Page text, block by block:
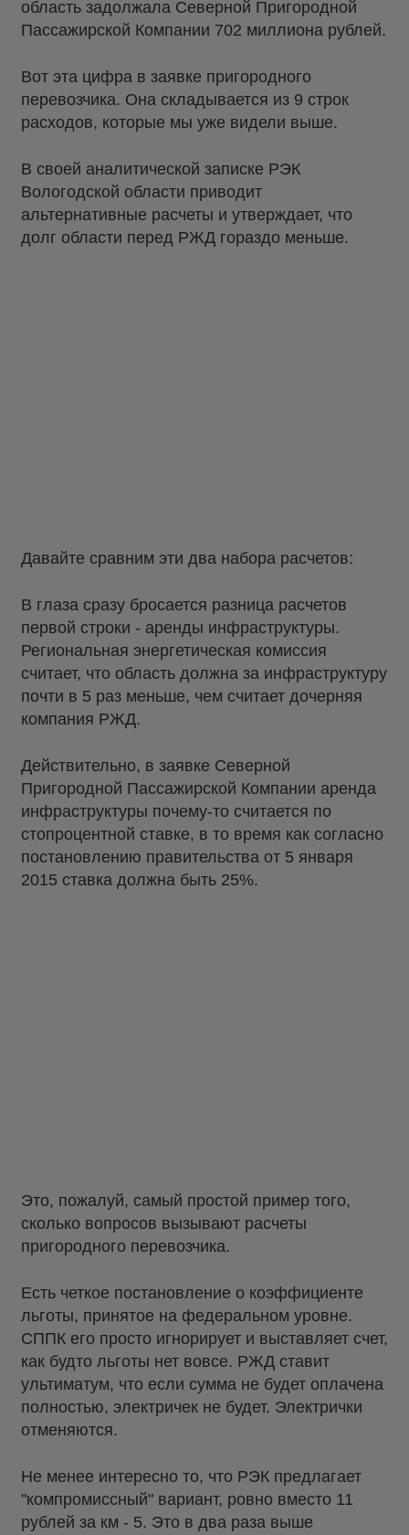
область задолжала Северной Пригородной
Пассажирской Компании 702 миллиона рублей.
Вот эта цифра в заявке пригородного
перевозчика. Она складывается из 9 строк
расходов, которые мы уже видели выше.
В своей аналитической записке РЭК
Вологодской области приводит
альтернативные расчеты и утверждает, что
долг области перед РЖД гораздо меньше.
Давайте сравним эти два набора расчетов:
В глаза сразу бросается разница расчетов
первой строки - аренды инфраструктуры.
Региональная энергетическая комиссия
считает, что область должна за инфраструктуру
почти в 5 раз меньше, чем считает дочерняя
компания РЖД.
Действительно, в заявке Северной
Пригородной Пассажирской Компании аренда
инфраструктуры почему-то считается по
стопроцентной ставке, в то время как согласно
постановлению правительства от 5 января
2015 ставка должна быть 25%.
Это, пожалуй, самый простой пример того,
сколько вопросов вызывают расчеты
пригородного перевозчика.
Есть четкое постановление о коэффициенте
льготы, принятое на федеральном уровне.
СППК его просто игнорирует и выставляет счет,
как будто льготы нет вовсе. РЖД ставит
ультиматум, что если сумма не будет оплачена
полностью, электричек не будет. Электрички
отменяются.
Не менее интересно то, что РЭК предлагает
"компромиссный" вариант, ровно вместо 11
рублей за км - 5. Это в два раза выше